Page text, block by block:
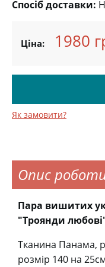
Спосіб доставки:
Ціна: 1980
Як замовити?
Опис
Пара вишитих
"Троянди
Тканина Панама,
розмір 140 на